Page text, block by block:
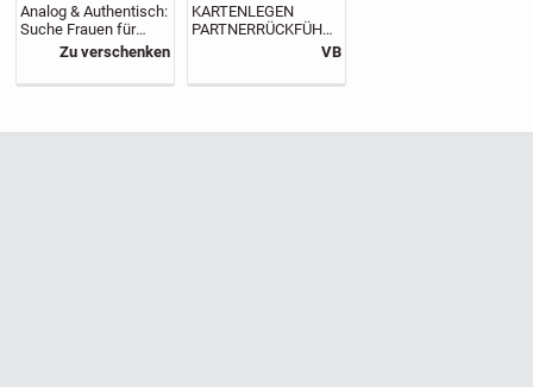
Analog & Authentisch:
Suche Frauen für
Boudoir- & Sensual-
HH)
Zu verschenken
KARTENLEGEN
PARTNERRÜCKFÜHR
FÜHRUNG
VB